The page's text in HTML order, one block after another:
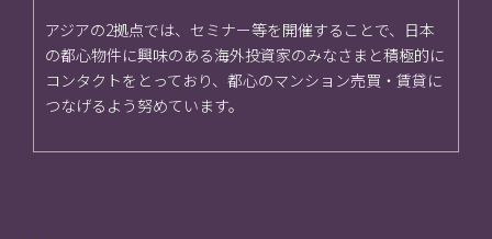
アジアの2拠点では、セミナー等を開催することで、日本
の都心物件に興味のある海外投資家のみなさまと積極的に
コンタクトをとっており、都心のマンション売買・賃貸に
つなげるよう努めています。